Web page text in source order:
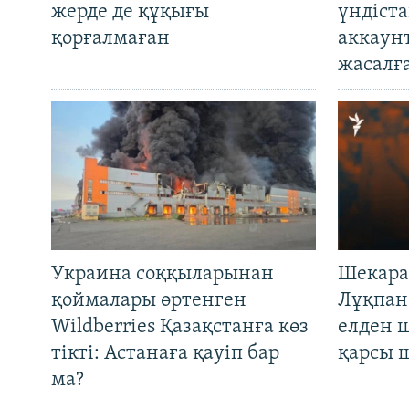
жерде де құқығы
қорғалмаған
Украина соққыларынан
қоймалары өртенген
Wildberries Қазақстанға көз
тікті: Астанаға қауіп бар
ма?
елден
қарсы